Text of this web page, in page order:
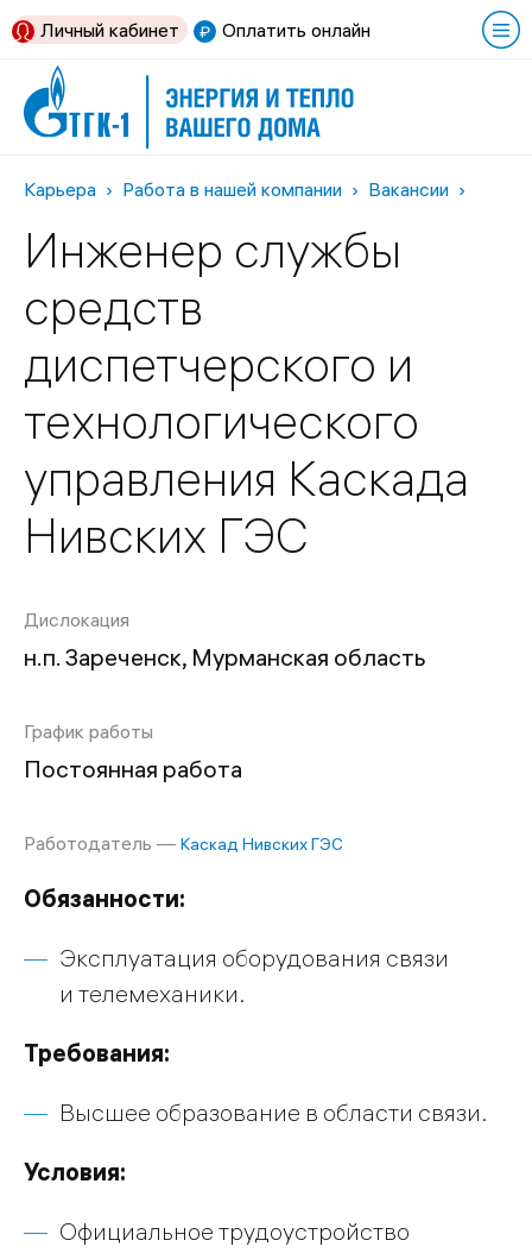
Оплатить онлайн
Личный кабинет
Карьера Работа в нашей компании Вакансии
Инженер службы
средств
диспетчерского и
технологического
управления Каскада
Нивских ГЭС
Дислокация
н.п. Зареченск, Мурманская область
График работы
Постоянная работа
Работодатель — Каскад Нивских ГЭС
Обязанности:
Эксплуатация оборудования связи
и телемеханики.
Требования:
Высшее образование в области связи.
Условия:
Официальное трудоустройство